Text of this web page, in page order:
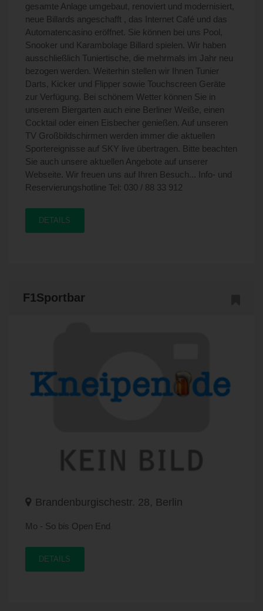
gesamte Anlage umgebaut, renoviert und modernisiert,
neue Billards angeschafft , das Internet Café und das
Automatencasino eröffnet. Sie können bei uns Pool,
Snooker und Karambolage Billard spielen. Wir haben
ausschließlich Tuniertische, die mehrmals im Jahr neu
bezogen werden. Weiterhin stellen wir Ihnen Tunier
Darts, Kicker und Flipper sowie Touchscreen Geräte
zur Verfügung. Bei schönem Wetter können Sie in
unserem Biergarten auch eine Berliner Weiße, einen
Cocktail oder einen Eisbecher genießen. Auf unseren
TV Großbildschirmen werden immer die aktuellen
Sportereignisse auf SKY live übertragen. Bitte beachten
Sie auch unsere aktuellen Angebote auf unserer
Webseite. Wir freuen uns auf Ihren Besuch... Info- und
Reservierungshotline Tel: 030 / 88 33 912
DETAILS
F1Sportbar
Brandenburgischestr. 28, Berlin
Mo - So bis Open End
DETAILS